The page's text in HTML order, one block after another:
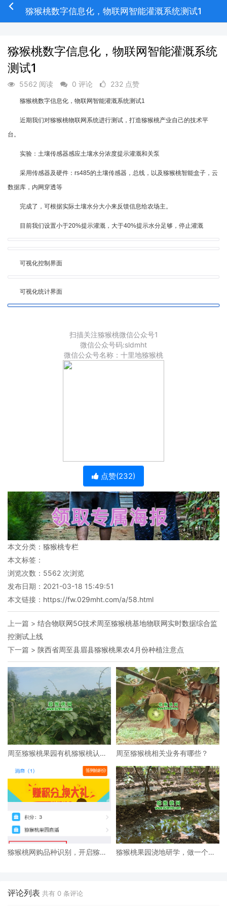
猕猴桃数字信息化，物联网智能灌溉系统测试1
猕猴桃数字信息化，物联网智能灌溉系统
测试1
5562 阅读 0 评论 232 点赞
猕猴桃数字信息化，物联网智能灌溉系统测试1
近期我们对猕猴桃物联网系统进行测试，打造猕猴桃产业自己的技术平
台。
实验：土壤传感器感应土壤水分浓度提示灌溉和关泵
采用传感器及硬件：rs485的土壤传感器，总线，以及猕猴桃智能盒子，云
数据库，内网穿透等
完成了，可根据实际土壤水分大小来反馈信息给农场主。
目前我们设置小于20%提示灌溉，大于40%提示水分足够，停止灌溉
可视化控制界面
可视化统计界面
扫描关注猕猴桃微信公众号1
微信公众号码:sldmht
微信公众号名称：十里地猕猴桃
点赞(232)
本文分类： 猕猴桃专栏
本文标签：
浏览次数： 5562 次浏览
发布日期：2021-03-18 15:49:51
本文链接： https://fw.029mht.com/a/58.html
上一篇 > 结合物联网5G技术周至猕猴桃基地物联网实时数据综合监
控测试上线
下一篇 > 陕西省周至县眉县猕猴桃果农4月份种植注意点
周至猕猴桃果园有机猕猴桃认领
周至猕猴桃相关业务有哪些？
猕猴桃网购品种识别，开启猕猴
猕猴桃果园浇地研学，做一个小
评论列表 共有 0 条评论